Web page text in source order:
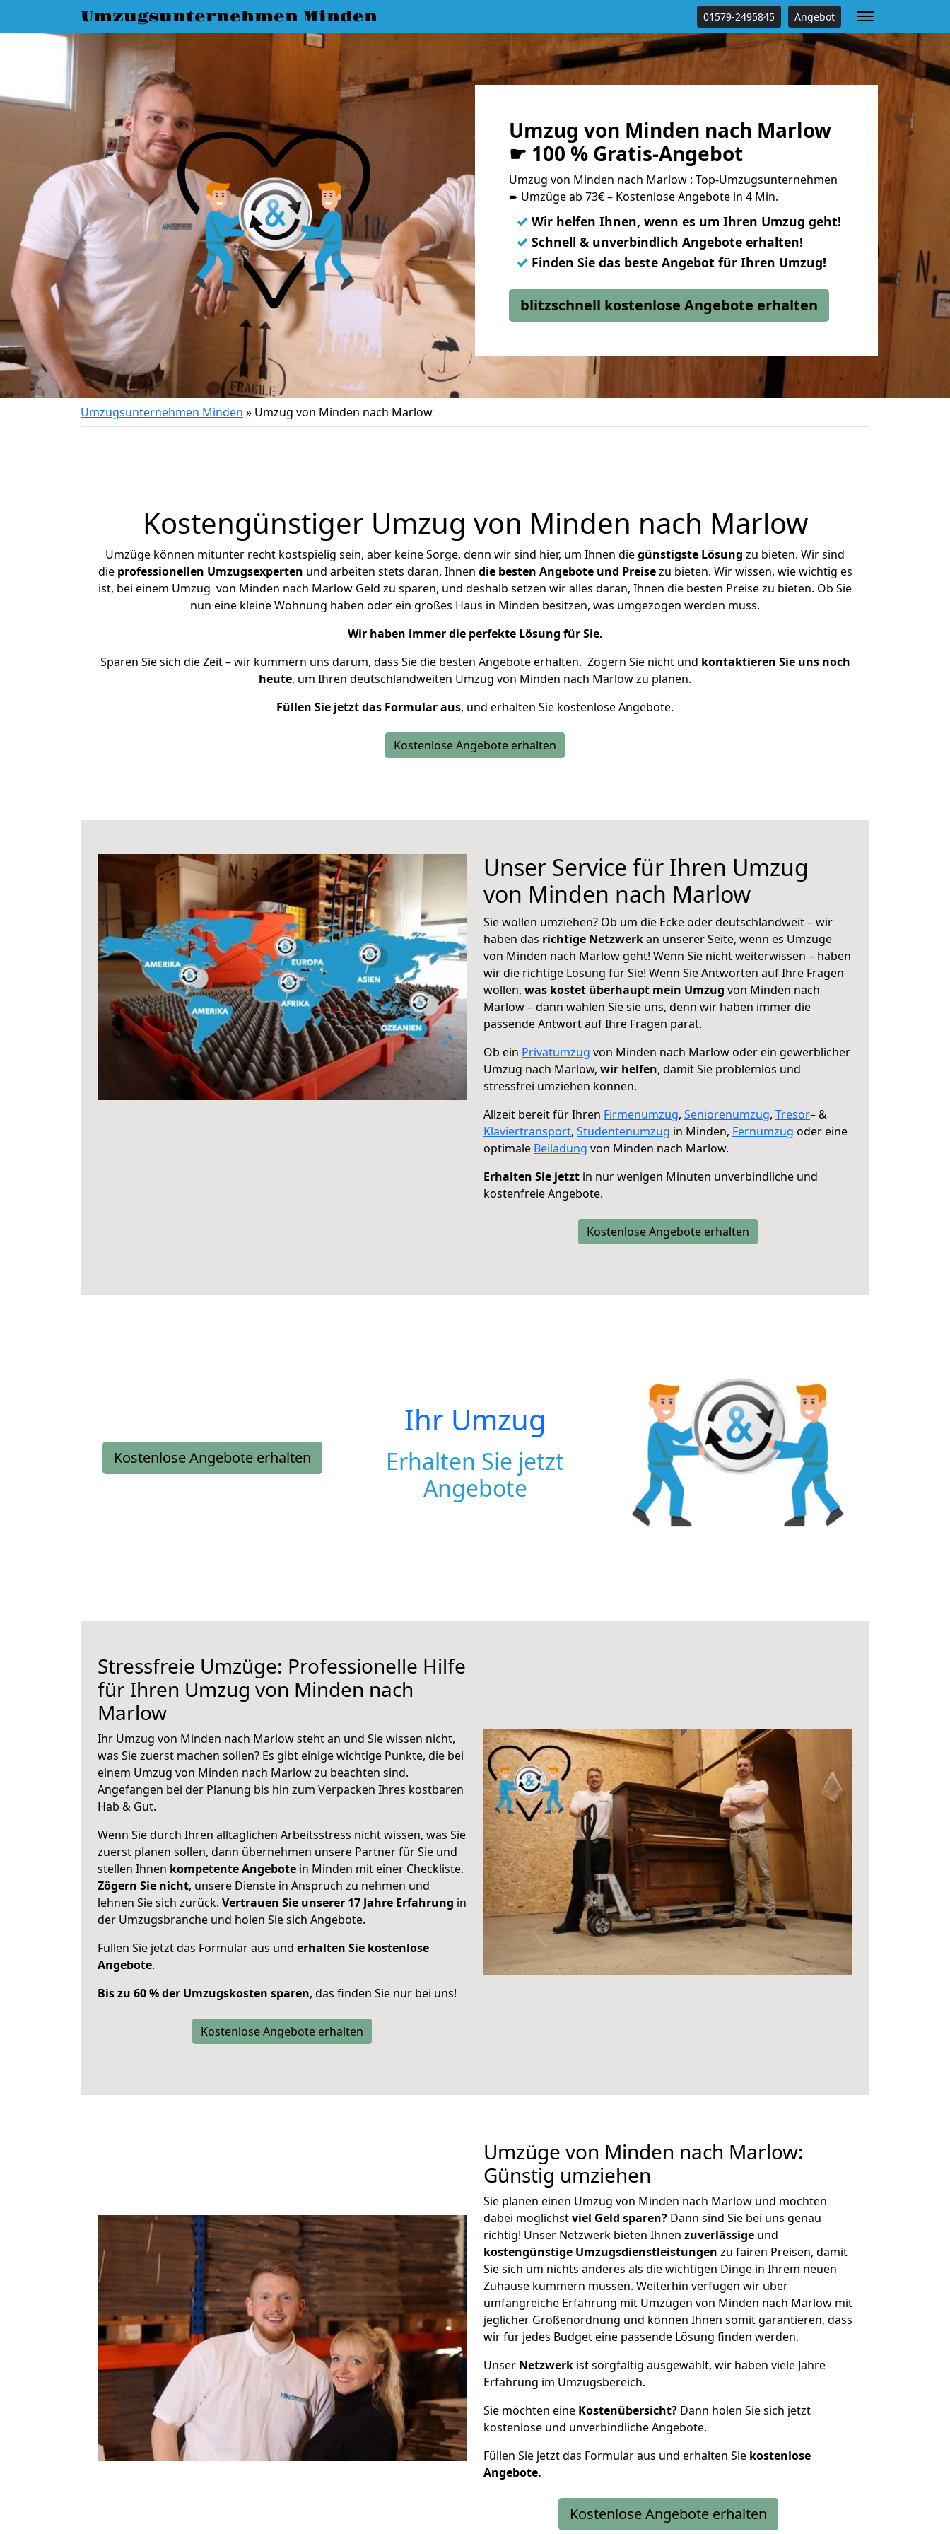
Umzugsunternehmen Minden 01579-2495845 Angebot
Umzug von Minden nach Marlow
☛ 100 % Gratis-Angebot
Umzug von Minden nach Marlow : Top-Umzugsunternehmen
➨ Umzüge ab 73€ – Kostenlose Angebote in 4 Min.
✓ Wir helfen Ihnen, wenn es um Ihren Umzug geht!
✓ Schnell & unverbindlich Angebote erhalten!
✓ Finden Sie das beste Angebot für Ihren Umzug!
blitzschnell kostenlose Angebote erhalten
Umzugsunternehmen Minden » Umzug von Minden nach Marlow
Kostengünstiger Umzug von Minden nach Marlow
Umzüge können mitunter recht kostspielig sein, aber keine Sorge, denn wir sind hier, um Ihnen diegünstigste Lösung zu bieten. Wir sind
die professionellen Umzugsexperten und arbeiten stets daran, Ihnen die besten Angebote und Preisezu bieten. Wir wissen, wie wichtig es
ist, bei einem Umzug von Minden nach Marlow Geld zu sparen, und deshalb setzen wir alles daran, Ihnen die besten Preise zu bieten. Ob Sie
nun eine kleine Wohnung haben oder ein großes Haus in Minden besitzen, was umgezogen werden muss.
Wir haben immer die perfekte Lösung für Sie.
Sparen Sie sich die Zeit – wir kümmern uns darum, dass Sie die besten Angebote erhalten. Zögern Sie nicht und kontaktieren Sie uns noch
heute, um Ihren deutschlandweiten Umzug von Minden nach Marlow zu planen.
Füllen Sie jetzt das Formular aus, und erhalten Sie kostenlose Angebote.
Kostenlose Angebote erhalten
Unser Service für Ihren Umzug
von Minden nach Marlow
Sie wollen umziehen? Ob um die Ecke oder deutschlandweit – wir
haben das richtige Netzwerkan unserer Seite, wenn es Umzüge
von Minden nach Marlow geht! Wenn Sie nicht weiterwissen – haben
wir die richtige Lösung für Sie! Wenn Sie Antworten auf Ihre Fragen
wollen, was kostet überhaupt mein Umzug von Minden nach
Marlow – dann wählen Sie sie uns, denn wir haben immer die
passende Antwort auf Ihre Fragen parat.
Ob ein Privatumzug von Minden nach Marlow oder ein gewerblicher
Umzug nach Marlow, wir helfen, damit Sie problemlos und
stressfrei umziehen können.
Allzeit bereit für Ihren Firmenumzug, Seniorenumzug, Tresor– &
Klaviertransport, Studentenumzug in Minden, Fernumzug oder eine
optimale Beiladung von Minden nach Marlow.
Erhalten Sie jetzt in nur wenigen Minuten unverbindliche und
kostenfreie Angebote.
Kostenlose Angebote erhalten
Kostenlose Angebote erhalten
Ihr Umzug
Erhalten Sie jetzt
Angebote
Stressfreie Umzüge: Professionelle Hilfe
für Ihren Umzug von Minden nach
Marlow
Ihr Umzug von Minden nach Marlow steht an und Sie wissen nicht,
was Sie zuerst machen sollen? Es gibt einige wichtige Punkte, die bei
einem Umzug von Minden nach Marlow zu beachten sind.
Angefangen bei der Planung bis hin zum Verpacken Ihres kostbaren
Hab & Gut.
Wenn Sie durch Ihren alltäglichen Arbeitsstress nicht wissen, was Sie
zuerst planen sollen, dann übernehmen unsere Partner für Sie und
stellen Ihnen kompetente Angebote in Minden mit einer Checkliste.
Zögern Sie nicht, unsere Dienste in Anspruch zu nehmen und
lehnen Sie sich zurück. Vertrauen Sie unserer 17 Jahre Erfahrung in
der Umzugsbranche und holen Sie sich Angebote.
Füllen Sie jetzt das Formular aus und erhalten Sie kostenlose
Angebote.
Bis zu 60 % der Umzugskosten sparen, das finden Sie nur bei uns!
Kostenlose Angebote erhalten
Umzüge von Minden nach Marlow:
Günstig umziehen
Sie planen einen Umzug von Minden nach Marlow und möchten
dabei möglichstviel Geld sparen? Dann sind Sie bei uns genau
richtig! Unser Netzwerk bieten Ihnen zuverlässige und
kostengünstige Umzugsdienstleistungen zu fairen Preisen, damit
Sie sich um nichts anderes als die wichtigen Dinge in Ihrem neuen
Zuhause kümmern müssen. Weiterhin verfügen wir über
umfangreiche Erfahrung mit Umzügen von Minden nach Marlow mit
jeglicher Größenordnung und können Ihnen somit garantieren, dass
wir für jedes Budget eine passende Lösung finden werden.
Unser Netzwerk ist sorgfältig ausgewählt, wir haben viele Jahre
Erfahrung im Umzugsbereich.
Sie möchten eine Kostenübersicht? Dann holen Sie sich jetzt
kostenlose und unverbindliche Angebote.
Füllen Sie jetzt das Formular aus und erhalten Sie kostenlose
Angebote.
Kostenlose Angebote erhalten